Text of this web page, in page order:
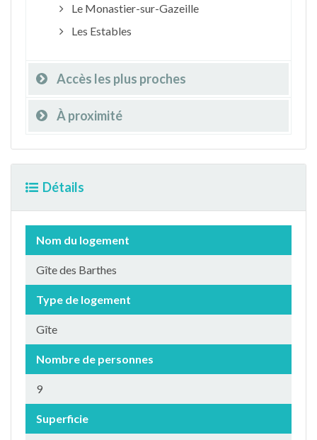
Le Monastier-sur-Gazeille
Les Estables
Accès les plus proches
À proximité
Détails
Nom du logement
Gîte des Barthes
Type de logement
Gîte
Nombre de personnes
9
Superficie